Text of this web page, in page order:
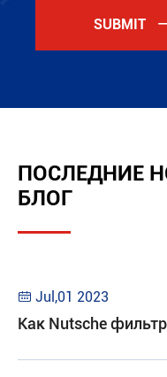
SUBMIT
ПОСЛЕДНИЕ
БЛОГ
 Jul,01 2023
Как Nutsche